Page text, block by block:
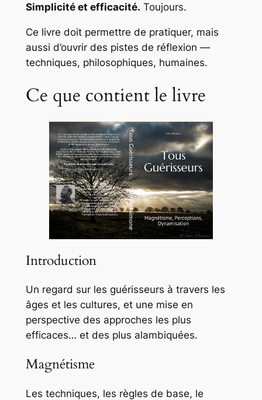
Simplicité et efficacité. Toujours.
Ce livre doit permettre de pratiquer, mais
aussi d’ouvrir des pistes de réflexion —
techniques, philosophiques, humaines.
Ce que contient le livre
Introduction
Un regard sur les guérisseurs à travers les
âges et les cultures, et une mise en
perspective des approches les plus
efficaces… et des plus alambiquées.
Magnétisme
Les techniques, les règles de base, le